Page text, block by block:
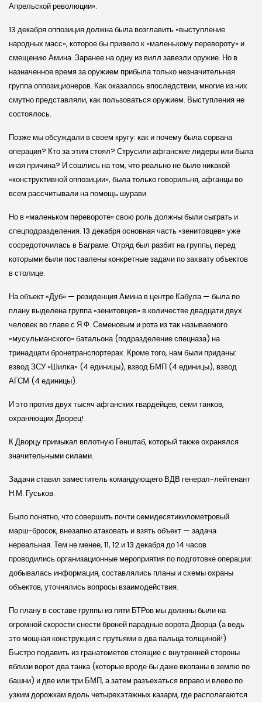
Апрельской революции».
13 декабря оппозиция должна была возглавить «выступление
народных масс», которое бы привело к «маленькому перевороту» и
смещению Амина. Заранее на одну из вилл завезли оружие. Но в
назначенное время за оружием прибыла только незначительная
группа оппозиционеров. Как оказалось впоследствии, многие из них
смутно представляли, как пользоваться оружием. Выступления не
состоялось.
Позже мы обсуждали в своем кругу: как и почему была сорвана
операция? Кто за этим стоял? Струсили афганские лидеры или была
иная причина? И сошлись на том, что реально не было никакой
«конструктивной оппозиции», была только говорильня, афганцы во
всем рассчитывали на помощь шурави.
Но в «маленьком перевороте» свою роль должны были сыграть и
спецподразделения. 13 декабря основная часть «зенитовцев» уже
сосредоточилась в Баграме. Отряд был разбит на группы, перед
которыми были поставлены конкретные задачи по захвату объектов
в столице.
На объект «Дуб» — резиденция Амина в центре Кабула — была по
плану выделена группа «зенитовцев» в количестве двадцати двух
человек во главе с Я.Ф. Се­меновым и рота из так называемого
«мусульманского» батальона (подразделение спецназа) на
тринадцати бронетранспортерах. Кроме того, нам были приданы:
взвод ЗСУ «Шилка» (4 единицы), взвод БМП (4 единицы), взвод
АГСМ (4 единицы).
И это против двух тысяч афганских гвардейцев, семи танков,
охраняющих Дворец!
К Дворцу примыкал вплотную Генштаб, который также охранялся
значительными силами.
Задачи ставил заместитель командующего ВДВ генерал-лейтенант
Н.М. Гуськов.
Было понятно, что совершить почти семидесятикилометровый
марш-бросок, внезапно атаковать и взять объект — задача
нереальная. Тем не менее, 11, 12 и 13 декабря до 14 часов
проводились организационные мероприятия по подготовке операции:
добывалась информация, составлялись планы и схемы охраны
объектов, уточнялись вопросы взаимодействия.
По плану в составе группы из пяти БТРов мы должны были на
огромной скорости снести броней парадные ворота Дворца (а ведь
это мощная конструкция с прутьями в два пальца толщиной!)
Быстро подавить из гранатометов стоящие с внутренней стороны
вблизи ворот два танка (которые вроде бы даже вкопаны в землю по
башни) и две или три БМП, а затем разъехаться вправо и влево по
узким дорожкам вдоль четырехэтажных казарм, где располагаются